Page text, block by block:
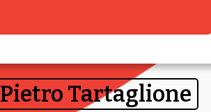
Pietro Tartaglione